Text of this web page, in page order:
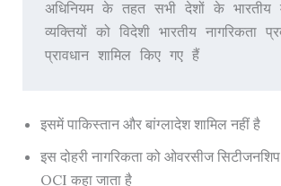
अधिनियम के तहत सभी देशों के
व्यक्तियों को विदेशी भारतीय नागरिकता
प्रावधान शामिल किए गए हैं
इसमें पाकिस्तान और बांग्लादेश शामिल नहीं है
इस दोहरी नागरिकता को ओवरसीज
OCI कहा जाता है